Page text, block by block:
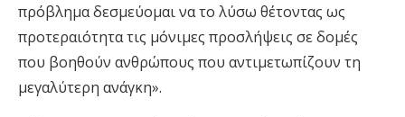
πρόβλημα δεσμεύομαι να το λύσω θέτοντας ως
προτεραιότητα τις μόνιμες προσλήψεις σε δομές
που βοηθούν ανθρώπους που αντιμετωπίζουν τη
μεγαλύτερη ανάγκη».